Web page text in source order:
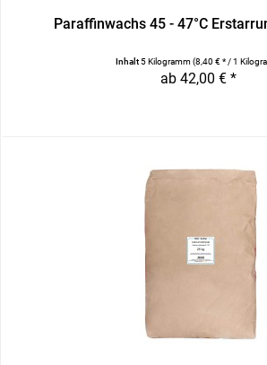
Paraffinwachs 45 - 47°C
Inhalt5 Kilogramm(8,40 € * / 1
ab 42,00 € *